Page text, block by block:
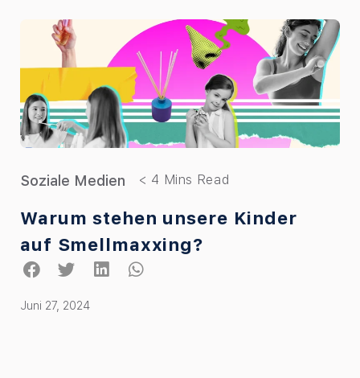
Soziale Medien
Warum stehen unsere Kinder
auf Smellmaxxing?
Juni 27, 2024